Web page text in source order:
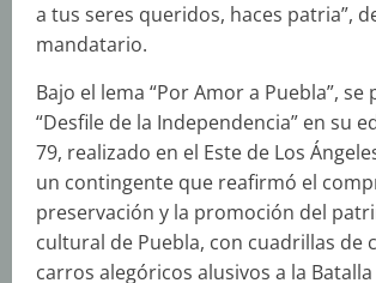
a tus seres queridos, haces patria”,
mandatario.
Bajo el lema “Por Amor a Puebla”,
“Desfile de la Independencia” en su
79, realizado en el Este de Los
un contingente que reafirmó el
preservación y la promoción del
cultural de Puebla, con cuadrillas de
carros alegóricos alusivos a la